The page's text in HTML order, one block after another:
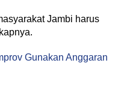
Jambi harus
Gunakan Anggaran